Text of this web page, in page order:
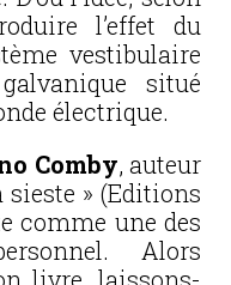
l’effet du
vestibulaire
situé
électrique.
Comby, auteur
sieste » (Editions
comme une des
Alors